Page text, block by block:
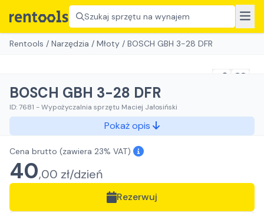
Szukaj sprzętu na wynajem
Rentools / Narzędzia / Młoty / BOSCH GBH 3-28 DFR
BOSCH GBH 3-28 DFR
ID:7681 -Wypożyczalnia sprzętu Maciej Jałosiński
Pokaż opis
Cena brutto (zawiera 23% VAT)
40,00 zł/dzień
Rezerwuj